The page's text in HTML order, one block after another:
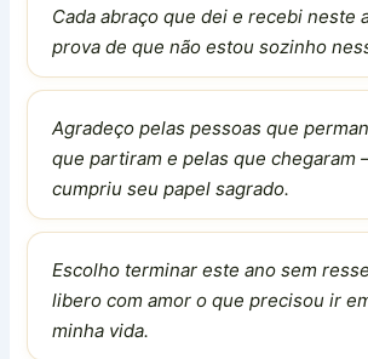
Cada abraço que dei e recebi neste
prova de que não estou sozinho
Agradeço pelas pessoas que
que partiram e pelas que chegaram
cumpriu seu papel sagrado.
Escolho terminar este ano sem
libero com amor o que precisou ir
minha vida.